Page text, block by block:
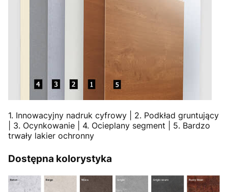
1. Innowacyjny nadruk cyfrowy | 2. Podkład gruntujący
| 3. Ocynkowanie | 4. Ocieplany segment | 5. Bardzo
trwały lakier ochronny
Dostępna kolorystyka